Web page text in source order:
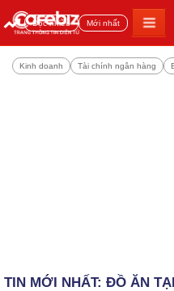
Đọc nhiều Mới nhất
Kinh doanh Tài chính ngân hàng
TIN MỚI NHẤT: ĐỒ ĂN